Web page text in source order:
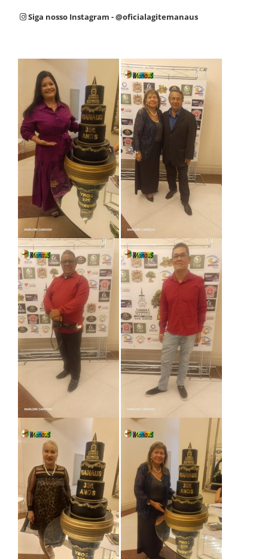
Siga nosso Instagram - @oficialagitemanaus